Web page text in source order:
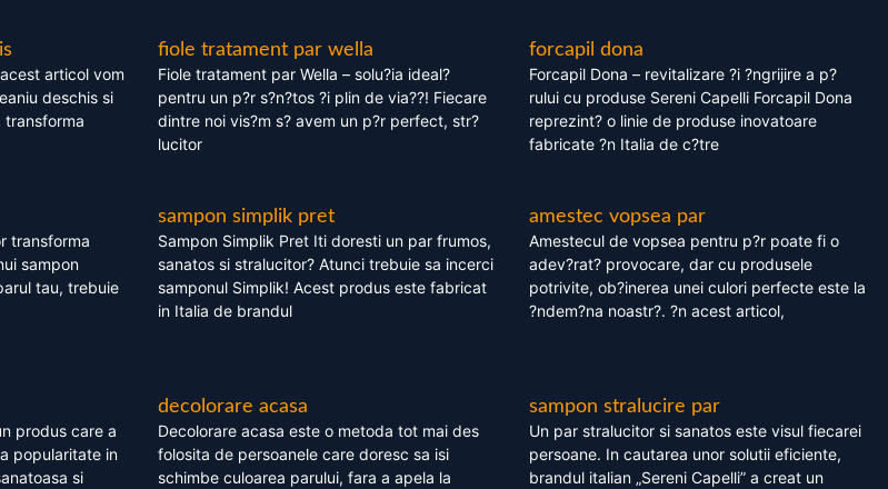
articol vom
deschis si
fiole tratament par wella
Fiole tratament par Wella – solu?ia ideal?
pentru un p?r s?n?tos ?i plin de via??! Fiecare
dintre noi vis?m s? avem un p?r perfect, str?
lucitor
forcapil dona
Forcapil Dona – revitalizare ?i ?ngrijire a p?
rului cu produse Sereni Capelli Forcapil Dona
reprezint? o linie de produse inovatoare
fabricate ?n Italia de c?tre
transforma
sampon
tau, trebuie
sampon simplik pret
Sampon Simplik Pret Iti doresti un par frumos,
sanatos si stralucitor? Atunci trebuie sa incerci
samponul Simplik! Acest produs este fabricat
in Italia de brandul
amestec vopsea par
Amestecul de vopsea pentru p?r poate fi o
adev?rat? provocare, dar cu produsele
potrivite, ob?inerea unei culori perfecte este la
?ndem?na noastr?. ?n acest articol,
produs care a
popularitate in
si
decolorare acasa
Decolorare acasa este o metoda tot mai des
folosita de persoanele care doresc sa isi
schimbe culoarea parului, fara a apela la
sampon stralucire par
Un par stralucitor si sanatos este visul fiecarei
persoane. In cautarea unor solutii eficiente,
brandul italian „Sereni Capelli” a creat un